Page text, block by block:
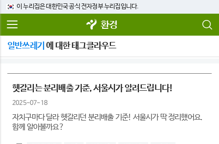
이 누리집은 대한민국 공식 전자정부 누리집입니다.
환경
일반쓰레기 에 대한 태그클라우드
헷갈리는 분리배출 기준, 서울시가 알려드립니다!
2025-07-18
자치구마다 달라 헷갈리던 분리배출 기준! 서울시가 딱 정리했어요.
함께 알아볼까요?